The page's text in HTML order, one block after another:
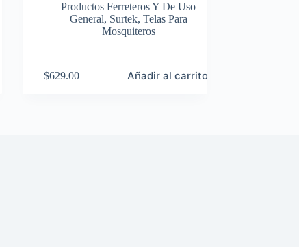
Productos Ferreteros Y De Uso
General, Surtek, Telas Para
Mosquiteros
$629.00 Añadir al carrito